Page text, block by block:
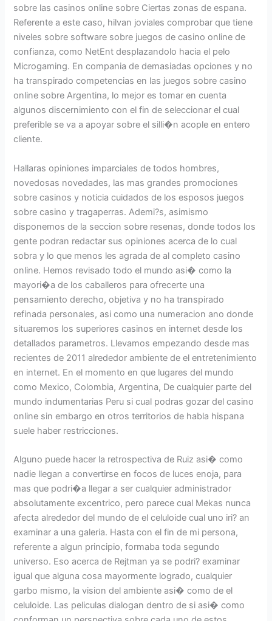
sobre las casinos online sobre Ciertas zonas de espana.
Referente a este caso, hilvan joviales comprobar que tiene
niveles sobre software sobre juegos de casino online de
confianza, como NetEnt desplazandolo hacia el pelo
Microgaming. En compania de demasiadas opciones y no
ha transpirado competencias en las juegos sobre casino
online sobre Argentina, lo mejor es tomar en cuenta
algunos discernimiento con el fin de seleccionar el cual
preferible se va a apoyar sobre el silli�n acople en entero
cliente.
Hallaras opiniones imparciales de todos hombres,
novedosas novedades, las mas grandes promociones
sobre casinos y noticia cuidados de los esposos juegos
sobre casino y tragaperras. Ademi?s, asimismo
disponemos de la seccion sobre resenas, donde todos los
gente podran redactar sus opiniones acerca de lo cual
sobra y lo que menos les agrada de al completo casino
online. Hemos revisado todo el mundo asi� como la
mayori�a de los caballeros para ofrecerte una
pensamiento derecho, objetiva y no ha transpirado
refinada personales, asi como una numeracion ano donde
situaremos los superiores casinos en internet desde los
detallados parametros. Llevamos empezando desde mas
recientes de 2011 alrededor ambiente de el entretenimiento
en internet. En el momento en que lugares del mundo
como Mexico, Colombia, Argentina, De cualquier parte del
mundo indumentarias Peru si cual podras gozar del casino
online sin embargo en otros territorios de habla hispana
suele haber restricciones.
Alguno puede hacer la retrospectiva de Ruiz asi� como
nadie llegan a convertirse en focos de luces enoja, para
mas que podri�a llegar a ser cualquier administrador
absolutamente excentrico, pero parece cual Mekas nunca
afecta alrededor del mundo de el celuloide cual uno iri? an
examinar a una galeria. Hasta con el fin de mi persona,
referente a algun principio, formaba toda segundo
universo. Eso acerca de Rejtman ya se podri? examinar
igual que alguna cosa mayormente logrado, cualquier
garbo mismo, la vision del ambiente asi� como de el
celuloide. Las peliculas dialogan dentro de si asi� como